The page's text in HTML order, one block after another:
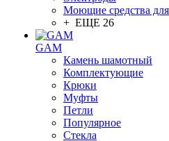
Моющие средства
+ ЕЩЕ 26
GAM
Камень шамотный
Комплектующие
Крюки
Муфты
Петли
Популярное
Стекла